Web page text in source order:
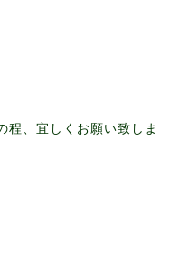
程、宜しくお願い致しま